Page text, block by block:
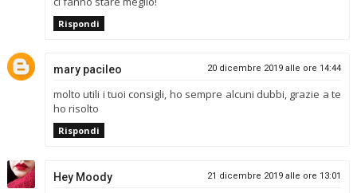
Rispondi
mary pacileo 20 dicembre 2019 alle ore 14:44
molto utili i tuoi consigli, ho sempre alcuni dubbi, grazie a te
ho risolto
Rispondi
Hey Moody 21 dicembre 2019 alle ore 13:01